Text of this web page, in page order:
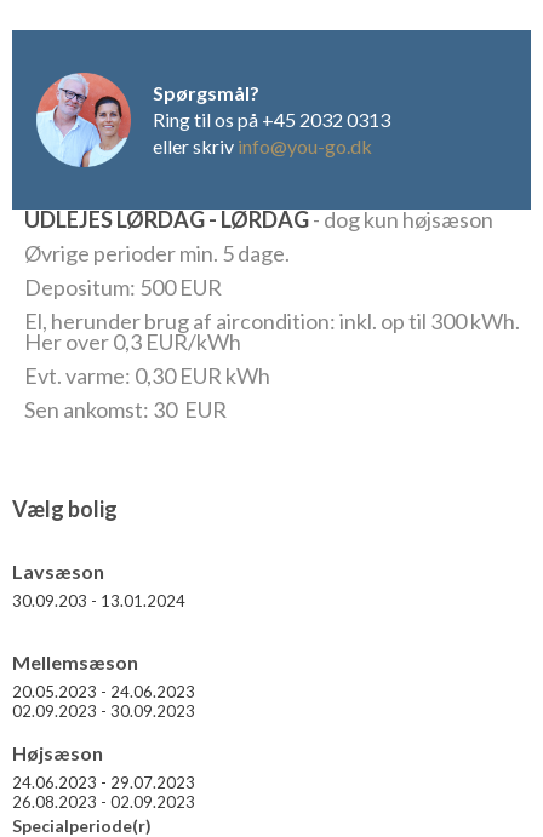
Spørgsmål?
Ring til os på +45 2032 0313
eller skriv info@you-go.dk
UDLEJES LØRDAG - LØRDAG- dog kun højsæson
Øvrige perioder min. 5 dage.
Depositum: 500 EUR
El, herunder brug af aircondition: inkl. op til 300 kWh.
Her over 0,3 EUR/kWh
Evt. varme: 0,30 EUR kWh
Sen ankomst: 30 EUR
Vælg bolig
Lavsæson
30.09.203 - 13.01.2024
Mellemsæson
20.05.2023 - 24.06.2023
02.09.2023 - 30.09.2023
Højsæson
24.06.2023 - 29.07.2023
26.08.2023 - 02.09.2023
Specialperiode(r)